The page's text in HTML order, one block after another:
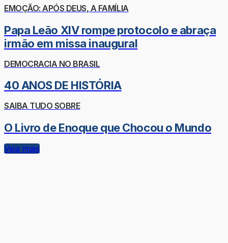
EMOÇÃO: APÓS DEUS, A FAMÍLIA
Papa Leão XIV rompe protocolo e abraça
irmão em missa inaugural
DEMOCRACIA NO BRASIL
40 ANOS DE HISTÓRIA
SAIBA TUDO SOBRE
O Livro de Enoque que Chocou o Mundo
Veja mais